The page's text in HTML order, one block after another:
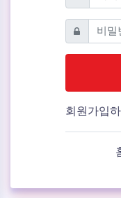
비밀번호
회원가입하